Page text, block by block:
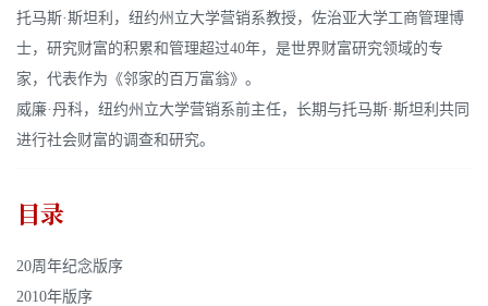
托马斯·斯坦利，纽约州立大学营销系教授，佐治亚大学工商管理博
士，研究财富的积累和管理超过40年，是世界财富研究领域的专
家，代表作为《邻家的百万富翁》。
威廉·丹科，纽约州立大学营销系前主任，长期与托马斯·斯坦利共同
进行社会财富的调查和研究。
目录
20周年纪念版序
2010年版序